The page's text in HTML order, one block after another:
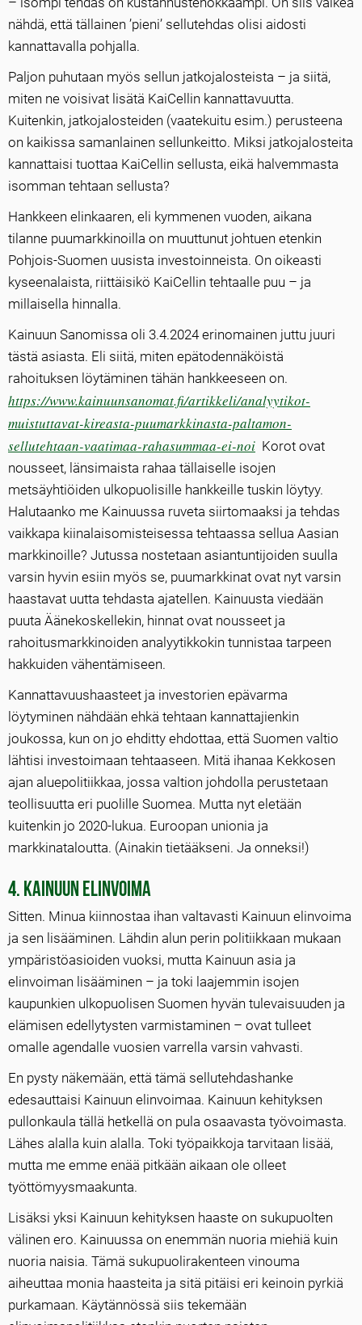
nähdä, että tällainen ’pieni’ sellutehdas olisi aidosti
kannattavalla pohjalla.
Paljon puhutaan myös sellun jatkojalosteista – ja siitä,
miten ne voisivat lisätä KaiCellin kannattavuutta.
Kuitenkin, jatkojalosteiden (vaatekuitu esim.) perusteena
on kaikissa samanlainen sellunkeitto. Miksi jatkojalosteita
kannattaisi tuottaa KaiCellin sellusta, eikä halvemmasta
isomman tehtaan sellusta?
Hankkeen elinkaaren, eli kymmenen vuoden, aikana
tilanne puumarkkinoilla on muuttunut johtuen etenkin
Pohjois-Suomen uusista investoinneista. On oikeasti
kyseenalaista, riittäisikö KaiCellin tehtaalle puu – ja
millaisella hinnalla.
Kainuun Sanomissa oli 3.4.2024 erinomainen juttu juuri
tästä asiasta. Eli siitä, miten epätodennäköistä
rahoituksen löytäminen tähän hankkeeseen on.
https://www.kainuunsanomat.fi/artikkeli/analyytikot-
muistuttavat-kireasta-puumarkkinasta-paltamon-
sellutehtaan-vaatimaa-rahasummaa-ei-noi Korot ovat
nousseet, länsimaista rahaa tällaiselle isojen
metsäyhtiöiden ulkopuolisille hankkeille tuskin löytyy.
Halutaanko me Kainuussa ruveta siirtomaaksi ja tehdas
vaikkapa kiinalaisomisteisessa tehtaassa sellua Aasian
markkinoille? Jutussa nostetaan asiantuntijoiden suulla
varsin hyvin esiin myös se, puumarkkinat ovat nyt varsin
haastavat uutta tehdasta ajatellen. Kainuusta viedään
puuta Äänekoskellekin, hinnat ovat nousseet ja
rahoitusmarkkinoiden analyytikkokin tunnistaa tarpeen
hakkuiden vähentämiseen.
Kannattavuushaasteet ja investorien epävarma
löytyminen nähdään ehkä tehtaan kannattajienkin
joukossa, kun on jo ehditty ehdottaa, että Suomen valtio
lähtisi investoimaan tehtaaseen. Mitä ihanaa Kekkosen
ajan aluepolitiikkaa, jossa valtion johdolla perustetaan
teollisuutta eri puolille Suomea. Mutta nyt eletään
kuitenkin jo 2020-lukua. Euroopan unionia ja
markkinataloutta. (Ainakin tietääkseni. Ja onneksi!)
4. Kainuun elinvoima
Sitten. Minua kiinnostaa ihan valtavasti Kainuun elinvoima
ja sen lisääminen. Lähdin alun perin politiikkaan mukaan
ympäristöasioiden vuoksi, mutta Kainuun asia ja
elinvoiman lisääminen – ja toki laajemmin isojen
kaupunkien ulkopuolisen Suomen hyvän tulevaisuuden ja
elämisen edellytysten varmistaminen – ovat tulleet
omalle agendalle vuosien varrella varsin vahvasti.
En pysty näkemään, että tämä sellutehdashanke
edesauttaisi Kainuun elinvoimaa. Kainuun kehityksen
pullonkaula tällä hetkellä on pula osaavasta työvoimasta.
Lähes alalla kuin alalla. Toki työpaikkoja tarvitaan lisää,
mutta me emme enää pitkään aikaan ole olleet
työttömyysmaakunta.
Lisäksi yksi Kainuun kehityksen haaste on sukupuolten
välinen ero. Kainuussa on enemmän nuoria miehiä kuin
nuoria naisia. Tämä sukupuolirakenteen vinouma
aiheuttaa monia haasteita ja sitä pitäisi eri keinoin pyrkiä
purkamaan. Käytännössä siis tekemään